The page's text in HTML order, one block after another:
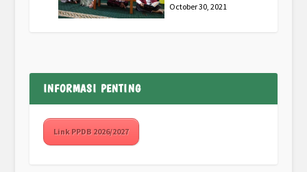
October 30, 2021
INFORMASI PENTING
Link PPDB 2026/2027